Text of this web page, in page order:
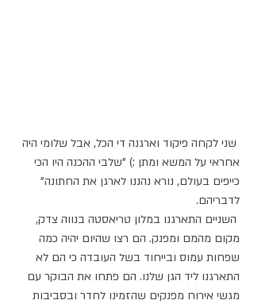
שני לקחה פיקוד וארגנה די הכל, אבל שלומי היה
אחראי על המשא ומתן :) "שלבי ההכנה היו הכי
כייפים בעולם, נורא נהננו לארגן את החתונה"
לדבריהם.
השניים התארגנו במלון טריאסטה בנווה צדק,
מקום מהמם ומפנק. הם רצו שהיום יהיה כמה
שפחות עמוס ובייחוד בשל העובדה כי הם לא
התארגנו ליד הגן שלנו. הם פתחו את הבוקר עם
מגשי אירוח מפנקים שהזמינו לחדר ובסביבות